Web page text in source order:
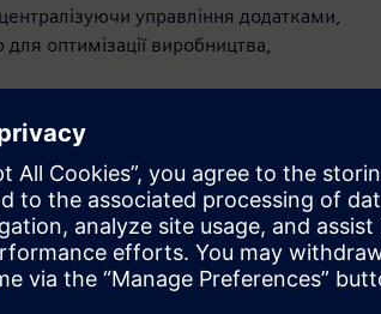
управління додатками,
оптимізації виробництва,